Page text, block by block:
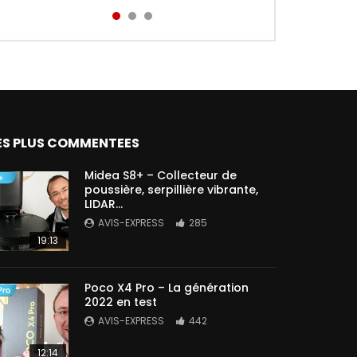
PLUS COMMENTEES
19:13
Midea S8+ – Collecteur de
poussière, serpillière vibrante,
LIDAR…
AVIS-EXPRESS 285
12:14
Poco X4 Pro – La génération
2022 en test
AVIS-EXPRESS 442